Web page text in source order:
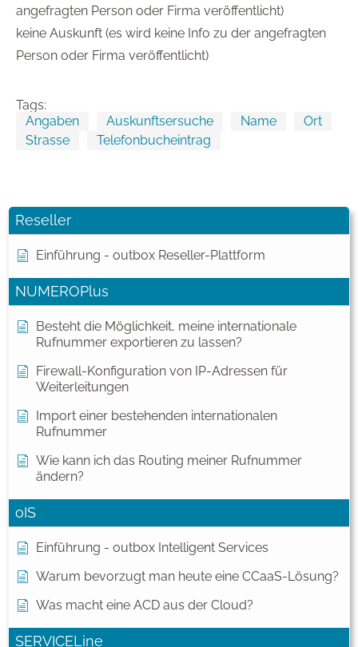
Reseller
Einführung - outbox Reseller-Plattform
NUMEROPlus
Besteht die Möglichkeit, meine internationale
Rufnummer exportieren zu lassen?
Firewall-Konfiguration von IP-Adressen für
Weiterleitungen
Import einer bestehenden internationalen
Rufnummer
Wie kann ich das Routing meiner Rufnummer
ändern?
oIS
Einführung - outbox Intelligent Services
Warum bevorzugt man heute eine CCaaS-Lösung?
Was macht eine ACD aus der Cloud?
SERVICELine
angefragten Person oder Firma veröffentlicht)
keine Auskunft (es wird keine Info zu der angefragten
Person oder Firma veröffentlicht)
Tags:
Angaben
Auskunftsersuche Name
Ort
Strasse
Telefonbucheintrag